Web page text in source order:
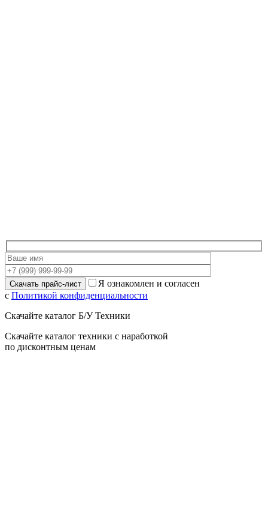
Я ознакомлен и согласен
с Политикой конфиденциальности
Скачайте каталог Б/У Техники
Скачайте каталог техники с наработкой
по дисконтным ценам